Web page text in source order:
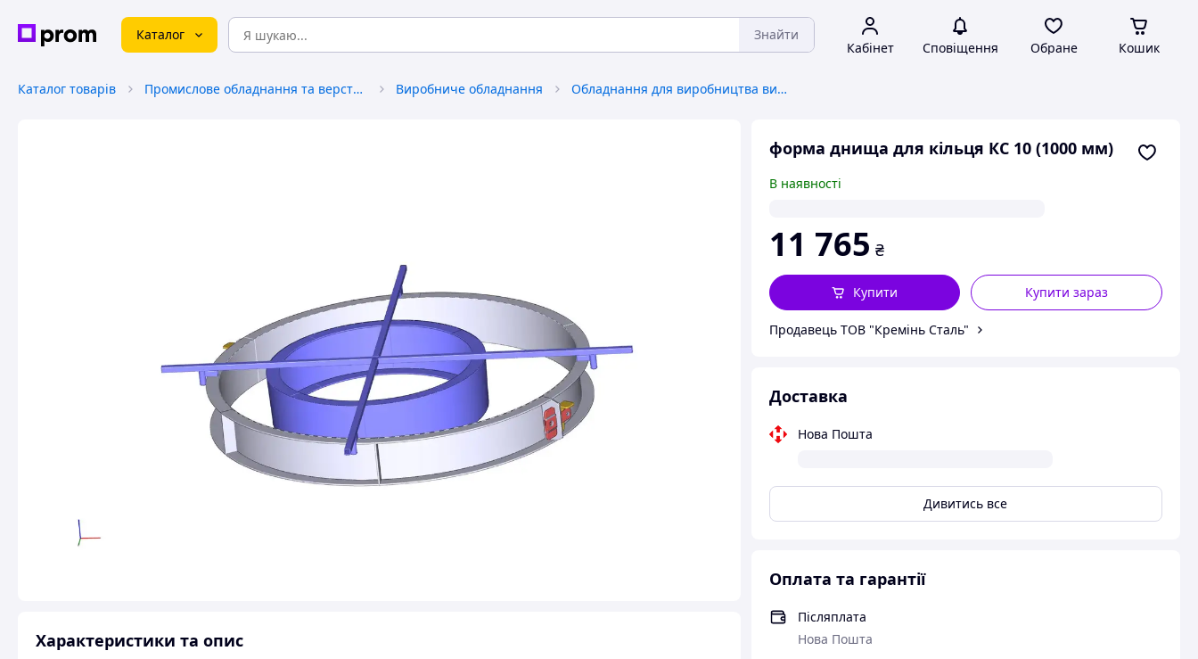
Каталог Знайти
Кабінет Сповіщення Обране Кошик
Каталог товарів Промислове обладнання та верстати Виробниче обладнання Обладнання для виробництва виробів з бетону, глини
форма днища для кільця КС 10 (1000 мм)
В наявності
11 765 ₴
Купити зараз
Купити
Продавець ТОВ "Кремінь Сталь"
Доставка
Нова Пошта
Дивитись все
Оплата та гарантії
Післяплата
Нова Пошта
Характеристики та опис